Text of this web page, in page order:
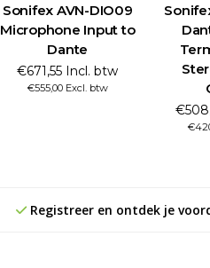
Sonifex AVN-DIO09
Microphone Input to
Dante
€671,55 Incl. btw
€555,00 Excl. btw
Registreer en ontdek je